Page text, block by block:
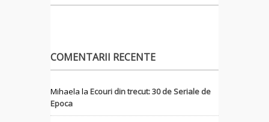
COMENTARII RECENTE
Mihaela la Ecouri din trecut: 30 de Seriale de
Epoca